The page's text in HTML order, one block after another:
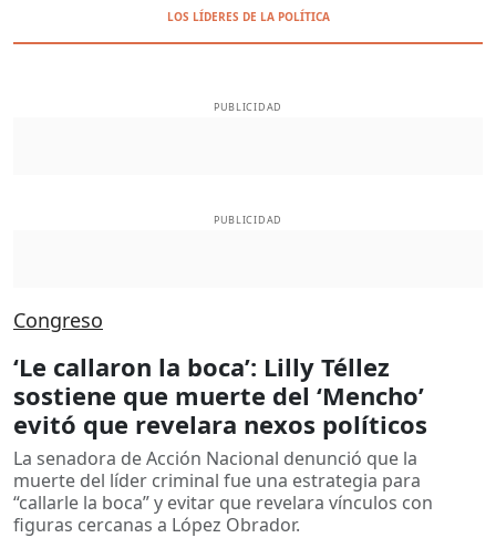
LOS LÍDERES DE LA POLÍTICA
PUBLICIDAD
PUBLICIDAD
Congreso
‘Le callaron la boca’: Lilly Téllez
sostiene que muerte del ‘Mencho’
evitó que revelara nexos políticos
La senadora de Acción Nacional denunció que la
muerte del líder criminal fue una estrategia para
“callarle la boca” y evitar que revelara vínculos con
figuras cercanas a López Obrador.